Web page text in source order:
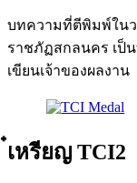
บทความที่ตีพิมพ์ในว
ราชภัฏสกลนคร เป็
เขียนเจ้าของผลงาน
๋เหรียญ TCI2